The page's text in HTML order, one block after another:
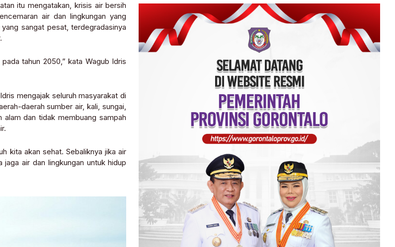
itu mengatakan, krisis air bersih
air dan lingkungan yang
sangat pesat, terdegradasinya
tahun 2050,” kata Wagub Idris
mengajak seluruh masyarakat di
daerah sumber air, kali, sungai,
dan tidak membuang sampah
kita akan sehat. Sebaliknya jika air
air dan lingkungan untuk hidup